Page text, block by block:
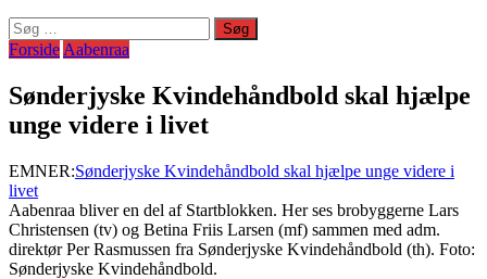
Søg
efter:
Forside Aabenraa
Sønderjyske Kvindehåndbold skal hjælpe
unge videre i livet
EMNER:Sønderjyske Kvindehåndbold skal hjælpe unge videre i
livet
Aabenraa bliver en del af Startblokken. Her ses brobyggerne Lars
Christensen (tv) og Betina Friis Larsen (mf) sammen med adm.
direktør Per Rasmussen fra Sønderjyske Kvindehåndbold (th). Foto:
Sønderjyske Kvindehåndbold.